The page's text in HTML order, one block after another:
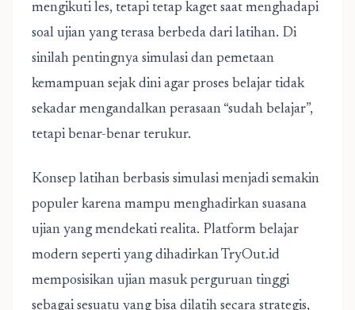
mengikuti les, tetapi tetap kaget saat menghadapi
soal ujian yang terasa berbeda dari latihan. Di
sinilah pentingnya simulasi dan pemetaan
kemampuan sejak dini agar proses belajar tidak
sekadar mengandalkan perasaan “sudah belajar”,
tetapi benar-benar terukur.
Konsep latihan berbasis simulasi menjadi semakin
populer karena mampu menghadirkan suasana
ujian yang mendekati realita. Platform belajar
modern seperti yang dihadirkanTryOut.id
memposisikan ujian masuk perguruan tinggi
sebagai sesuatu yang bisa dilatih secara strategis,